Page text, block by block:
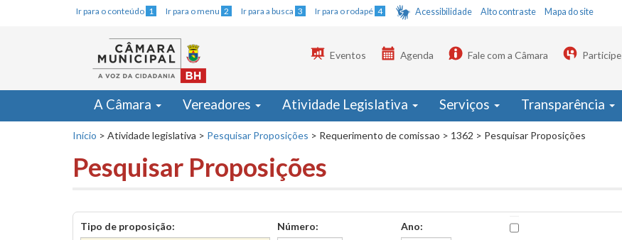
Ir para o conteúdo 1 Ir para o menu 2 Ir para a busca 3 Ir para o rodapé 4 Acessibilidade Alto contraste Mapa do site
Eventos Agenda Fale com a Câmara Participe
A Câmara Vereadores Atividade Legislativa Serviços Transparência
Início > Atividade legislativa > Pesquisar Proposições > Requerimento de comissao > 1362 > Pesquisar Proposições
Pesquisar Proposições
Tipo de proposição:
Número:
Ano: